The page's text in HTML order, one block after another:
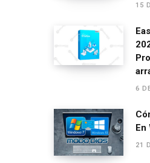
15
6
21